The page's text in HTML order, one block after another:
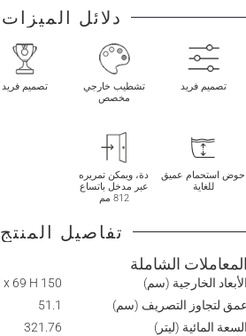
دلائل الميزات
تصميم فريد
تشطيب خارجي
مخصص
تصميم فريد
حوض استحمام عميق
للغاية
دة، ويمكن تمريره
عبر مدخل باتساع
812 مم
تفاصيل المنتج
الشاملة
الخارجية (سم)
150 L x 78 W x 69 H
لتجاوز التصريف (سم)
51.1
المائية (ليتر)
321.76